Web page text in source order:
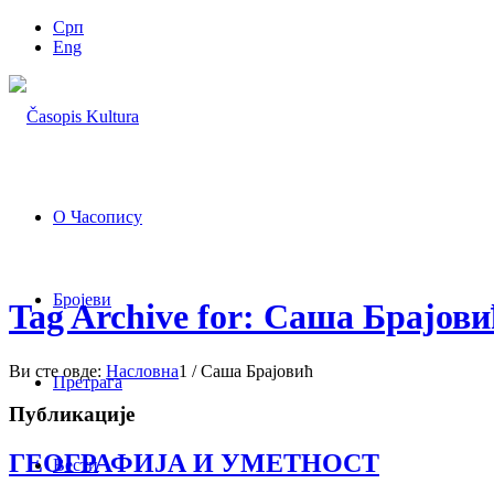
Срп
Eng
О Часопису
Бројеви
Претрага
Вести
Tag Archive for: Саша
Ви сте овде: Насловна1 / Саша Брајовић
Публикације
ГЕОГРАФИЈА И УМЕТНОСТ